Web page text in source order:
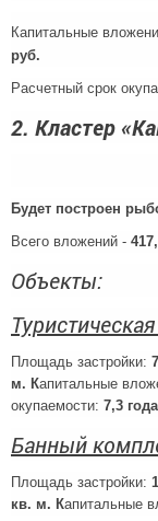
Капитальные
руб.
Расчетный срок
2. Кластер
Будет построен
Всего вложений -
Объекты:
Площадь застройки:
м. Капитальные
окупаемости: 7,3 года
Банный
Площадь застройки:
кв. м. Капитальные